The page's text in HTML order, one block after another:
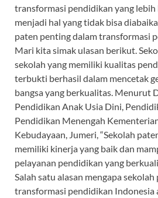
transformasi pendidikan yang lebih
menjadi hal yang tidak bisa
paten penting dalam transformasi
Mari kita simak ulasan berikut.
sekolah yang memiliki kualitas
terbukti berhasil dalam mencetak
bangsa yang berkualitas. Menurut
Pendidikan Anak Usia Dini,
Pendidikan Menengah
Kebudayaan, Jumeri, “Sekolah
memiliki kinerja yang baik dan
pelayanan pendidikan yang
Salah satu alasan mengapa
transformasi pendidikan Indonesia